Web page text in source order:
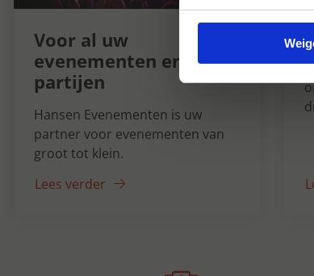
Voor al uw
evenementen en
partijen
Hansen Evenementen is uw
partner voor evenementen van
groot tot klein.
Lees verder